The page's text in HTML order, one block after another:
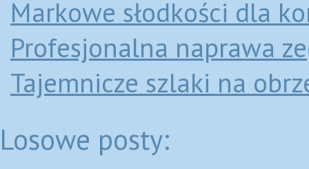
Markowe słodkości dla
Profesjonalna naprawa
Tajemnicze szlaki na
Losowe posty: